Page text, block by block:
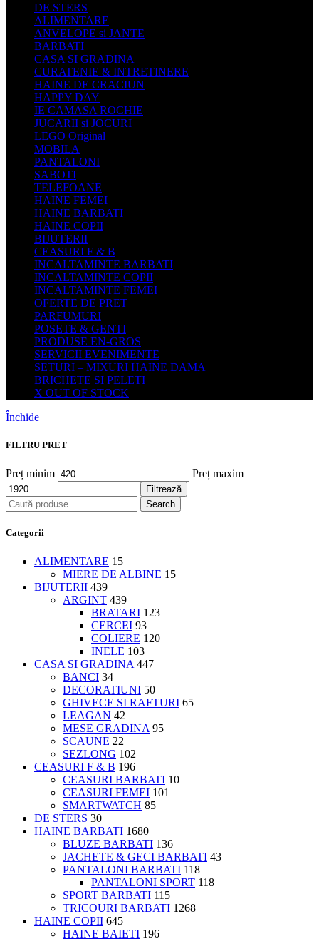
DE STERS
ALIMENTARE
ANVELOPE si JANTE
BARBATI
CASA SI GRADINA
CURATENIE & INTRETINERE
HAINE DE CRACIUN
HAPPY DAY
IE CAMASA ROCHIE
JUCARII si JOCURI
LEGO Original
MOBILA
PANTALONI
SABOTI
TELEFOANE
HAINE FEMEI
HAINE BARBATI
HAINE COPII
BIJUTERII
CEASURI F & B
INCALTAMINTE BARBATI
INCALTAMINTE COPII
INCALTAMINTE FEMEI
OFERTE DE PRET
PARFUMURI
POSETE & GENTI
PRODUSE EN-GROS
SERVICII EVENIMENTE
SETURI – MIXURI HAINE DAMA
BRICHETE SI PELETI
X OUT OF STOCK
Închide
FILTRU PRET
Preț minim Preț maxim
Filtrează
Search
Categorii
ALIMENTARE 15
MIERE DE ALBINE 15
BIJUTERII 439
ARGINT 439
BRATARI 123
CERCEI 93
COLIERE 120
INELE 103
CASA SI GRADINA 447
BANCI 34
DECORATIUNI 50
GHIVECE SI RAFTURI 65
LEAGAN 42
MESE GRADINA 95
SCAUNE 22
SEZLONG 102
CEASURI F & B 196
CEASURI BARBATI 10
CEASURI FEMEI 101
SMARTWATCH 85
DE STERS 30
HAINE BARBATI 1680
BLUZE BARBATI 136
JACHETE & GECI BARBATI 43
PANTALONI BARBATI 118
PANTALONI SPORT 118
SPORT BARBATI 115
TRICOURI BARBATI 1268
HAINE COPII 645
HAINE BAIETI 196